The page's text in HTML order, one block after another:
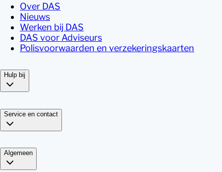
Over DAS
Nieuws
Werken bij DAS
DAS voor Adviseurs
Polisvoorwaarden en verzekeringskaarten
Hulp bij
Service en contact
Algemeen